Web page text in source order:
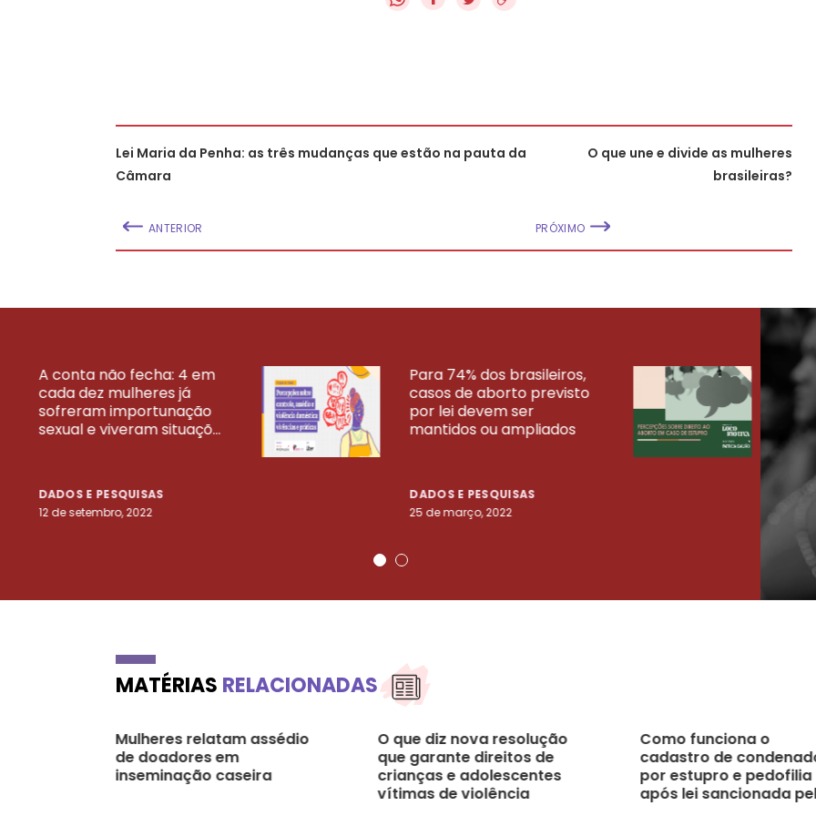
Lei Maria da Penha: as três mudanças que estão na pauta da
Câmara
ANTERIOR
O que une e divide as mulheres
brasileiras?
PRÓXIMO
A conta não fecha: 4 em
cada dez mulheres já
sofreram importunação
sexual e viveram situaçõ...
DADOS E PESQUISAS
12 de setembro, 2022
Para 74% dos brasileiros,
casos de aborto previsto
por lei devem ser
mantidos ou ampliados
DADOS E PESQUISAS
25 de março, 2022
23
VEJA MAIS PESQUISAS
MATÉRIAS RELACIONADAS
Mulheres relatam assédio
de doadores em
inseminação caseira
O que diz nova resolução
que garante direitos de
crianças e adolescentes
vítimas de violência
Como funciona o
cadastro de
por estupro e pedofilia
após lei sancionada